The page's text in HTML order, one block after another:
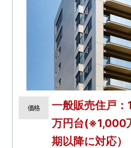
価格
一般販売住戸
万円台(※1,000
期以降に対応）